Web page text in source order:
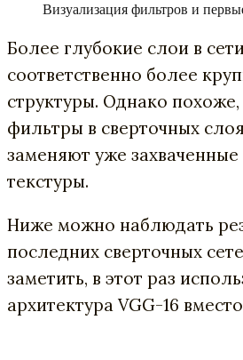
Визуализация фильтров и
Более глубокие слои в
соответственно более
структуры. Однако
фильтры в сверточных
заменяют уже
текстуры.
Ниже можно наблюдать
последних сверточных
заметить, в этот раз
архитектура VGG-16